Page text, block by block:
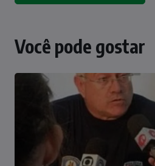
Você pode gostar